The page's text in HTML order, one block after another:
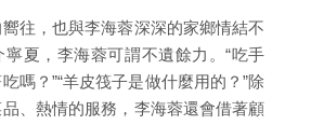
往，也與李海蓉深深的家鄉情結不
夏，李海蓉可謂不遺餘力。“吃手
嗎？”“羊皮筏子是做什麼用的？”除
、熱情的服務，李海蓉還會借著顧